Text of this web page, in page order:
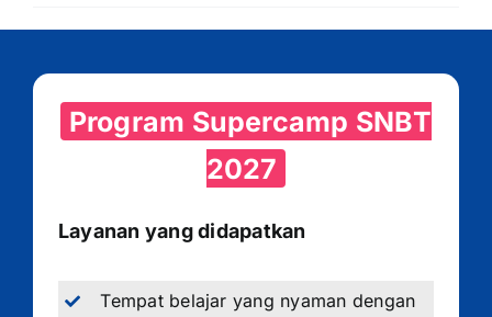
Program Supercamp SNBT
2027
Layanan yang didapatkan
Tempat belajar yang nyaman dengan